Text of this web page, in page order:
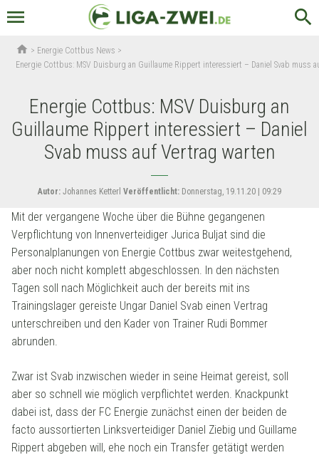
menu search
home > Energie Cottbus News >
Energie Cottbus: MSV Duisburg an Guillaume Rippert interessiert – Daniel Svab muss
Energie Cottbus: MSV Duisburg an
Guillaume Rippert interessiert – Daniel
Svab muss auf Vertrag warten
Autor: Johannes Ketterl Veröffentlicht: Donnerstag, 19.11.20 | 09:29
Mit der vergangene Woche über die Bühne gegangenen
Verpflichtung von Innenverteidiger Jurica Buljat sind die
Personalplanungen von Energie Cottbus zwar weitestgehend,
aber noch nicht komplett abgeschlossen. In den nächsten
Tagen soll nach Möglichkeit auch der bereits mit ins
Trainingslager gereiste Ungar Daniel Svab einen Vertrag
unterschreiben und den Kader von Trainer Rudi Bommer
abrunden.
Zwar ist Svab inzwischen wieder in seine Heimat gereist, soll
aber so schnell wie möglich verpflichtet werden. Knackpunkt
dabei ist, dass der FC Energie zunächst einen der beiden de
facto aussortierten Linksverteidiger Daniel Ziebig und Guillame
Rippert abgeben will, ehe noch ein Transfer getätigt werden